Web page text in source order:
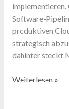
Software-
produktiven
strategisch
dahinter steckt
Code-
Cloud-
Weiterlesen »